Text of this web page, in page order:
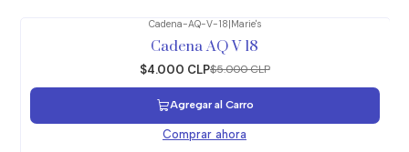
Cadena-AQ-V-18|Marie's
Cadena AQ V 18
$4.000 CLP$5.000 CLP
Agregar al Carro
Comprar ahora